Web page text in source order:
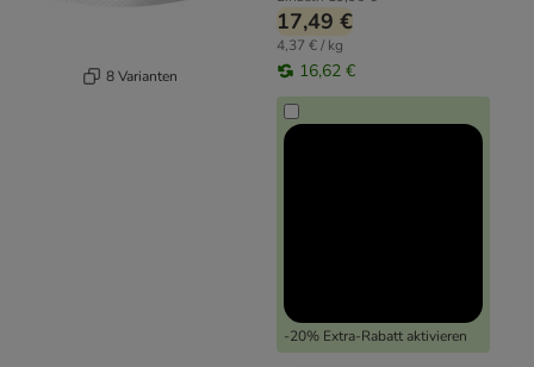
8 Varianten
17,49 €
4,37 € / kg
16,62 €
-20% Extra-Rabatt aktivieren